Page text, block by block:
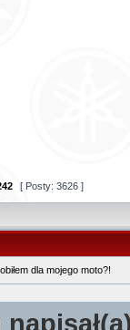
[ Posty: 3626 ]
dla mojego moto?!